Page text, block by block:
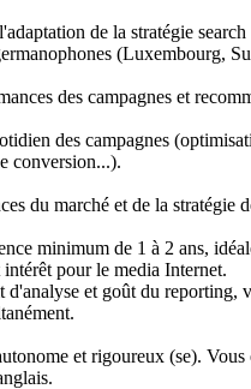
de la stratégie
(Luxembourg,
des campagnes et
des campagnes
conversion...).
du marché et de la stratégie
minimum de 1 à 2 ans,
pour le media Internet.
et goût du reporting,
et rigoureux (se).